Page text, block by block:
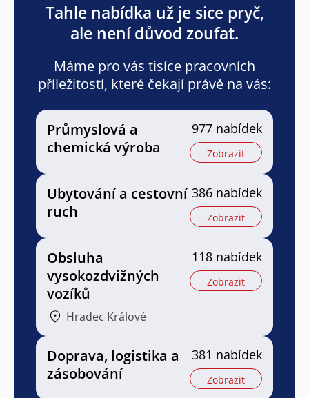
Tahle nabídka už je sice pryč,
ale není důvod zoufat.
Máme pro vás tisíce pracovních
příležitostí, které čekají právě na vás:
Průmyslová a
chemická výroba
977 nabídek
Zobrazit
Ubytování a cestovní
ruch
386 nabídek
Zobrazit
Obsluha
vysokozdvižných
vozíků
Hradec Králové
118 nabídek
Zobrazit
Doprava, logistika a
zásobování
381 nabídek
Zobrazit